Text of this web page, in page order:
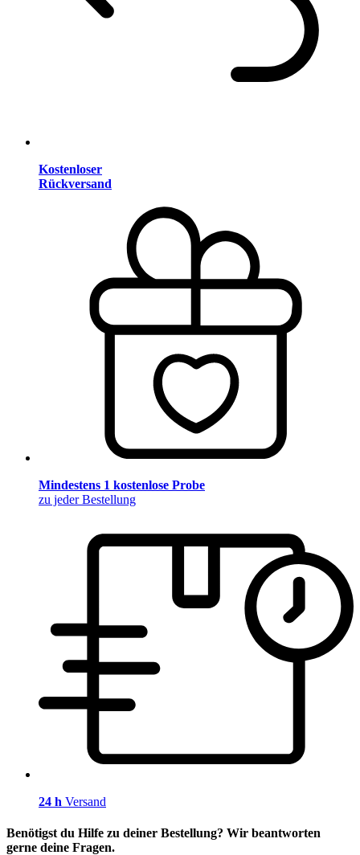
Kostenloser
Rückversand
Mindestens 1 kostenlose Probe
zu jeder Bestellung
24 h Versand
Benötigst du Hilfe zu deiner Bestellung? Wir beantworten
gerne deine Fragen.